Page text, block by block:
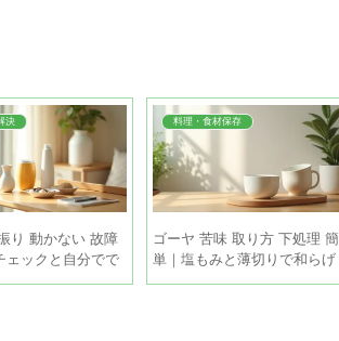
決
り 動かない 故障
ェックと自分でで
料理・食材保存
ゴーヤ 苦味 取り方 下処理 簡
単｜塩もみと薄切りで和らげ
る手順